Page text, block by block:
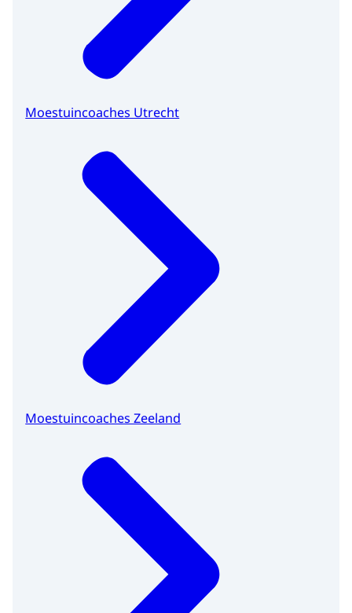
Moestuincoaches Utrecht
Moestuincoaches Zeeland